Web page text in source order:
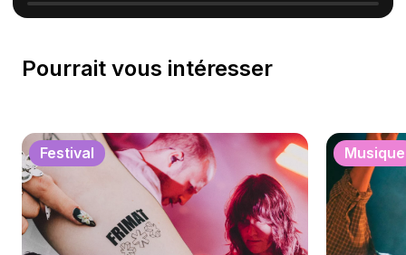
Pourrait vous intéresser
Festival Musique